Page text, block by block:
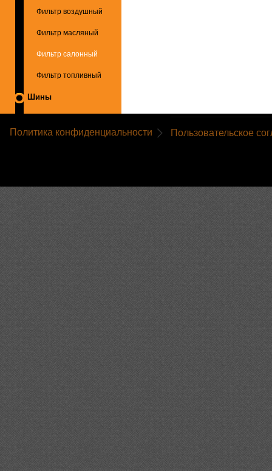
Фильтр воздушный
Фильтр масляный
Фильтр салонный
Фильтр топливный
Шины
Политика конфиденциальности Пользовательское